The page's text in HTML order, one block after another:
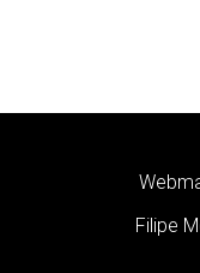
Filipe